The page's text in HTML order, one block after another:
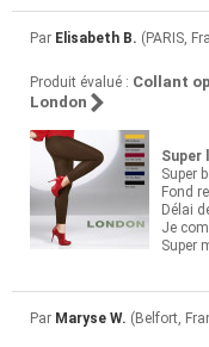
Par Elisabeth B. (PARIS,
Produit évalué : Collant
London
Super
Super
Fond
Délai
Je
Super
Par Maryse W. (Belfort,